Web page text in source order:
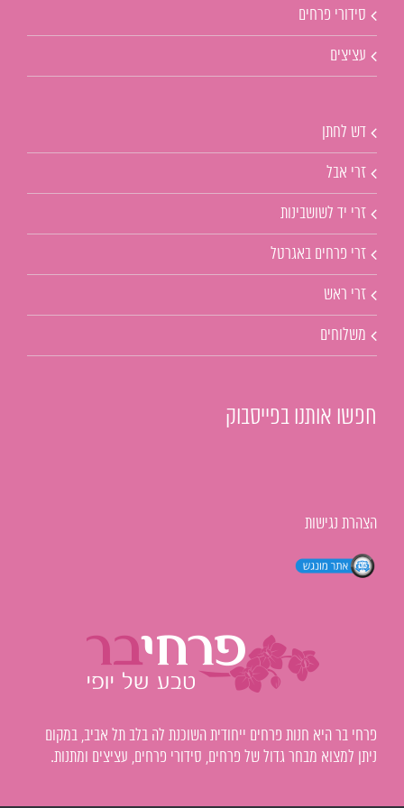
סידורי פרחים
עציצים
דש לחתן
זרי אבל
זרי יד לשושבינות
זרי פרחים באגרטל
זרי ראש
משלוחים
חפשו אותנו בפייסבוק
הצהרת נגישות
פרחי בר היא חנות פרחים ייחודית השוכנת לה בלב תל אביב, במקום
ניתן למצוא מבחר גדול של פרחים, סידורי פרחים, עציצים ומתנות.